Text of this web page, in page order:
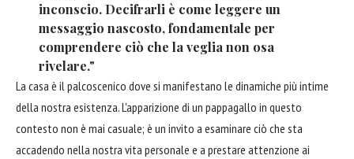
inconscio. Decifrarli è come leggere un
messaggio nascosto, fondamentale per
comprendere ciò che la veglia non osa
rivelare."
La casa è il palcoscenico dove si manifestano le dinamiche più intime
della nostra esistenza. L'apparizione di un pappagallo in questo
contesto non è mai casuale; è un invito a esaminare ciò che sta
accadendo nella nostra vita personale e a prestare attenzione ai